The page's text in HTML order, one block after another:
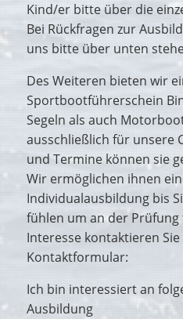
Kind/er bitte über die
Bei Rückfragen zur
uns bitte über unten
Des Weiteren bieten wir
Sportbootführerschein
Segeln als auch
ausschließlich für unsere
und Termine können sie
Wir ermöglichen ihnen
Individualausbildung bis
fühlen um an der Prüfung
Interesse kontaktieren
Kontaktformular:
Ich bin interessiert an
Ausbildung